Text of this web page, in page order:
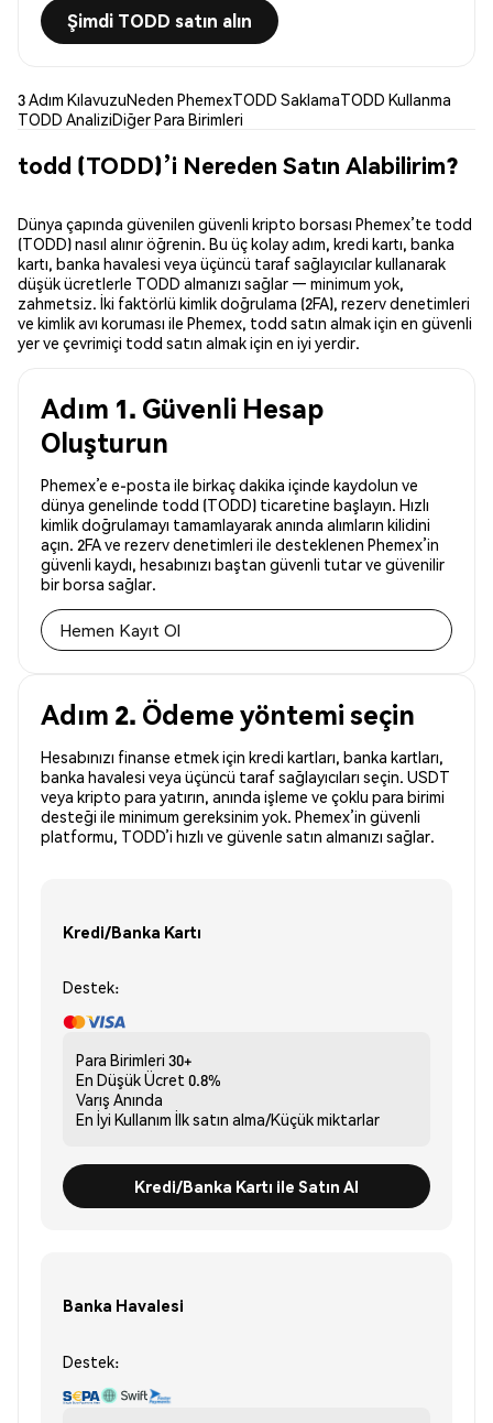
Şimdi TODD satın alın
3 Adım KılavuzuNeden PhemexTODD SaklamaTODD Kullanma
TODD AnaliziDiğer Para Birimleri
todd (TODD)’i Nereden Satın Alabilirim?
Dünya çapında güvenilen güvenli kripto borsası Phemex’te todd
(TODD) nasıl alınır öğrenin. Bu üç kolay adım, kredi kartı, banka
kartı, banka havalesi veya üçüncü taraf sağlayıcılar kullanarak
düşük ücretlerle TODD almanızı sağlar — minimum yok,
zahmetsiz. İki faktörlü kimlik doğrulama (2FA), rezerv denetimleri
ve kimlik avı koruması ile Phemex, todd satın almak için en güvenli
yer ve çevrimiçi todd satın almak için en iyi yerdir.
Adım 1. Güvenli Hesap
Oluşturun
Phemex’e e-posta ile birkaç dakika içinde kaydolun ve
dünya genelinde todd (TODD) ticaretine başlayın. Hızlı
kimlik doğrulamayı tamamlayarak anında alımların kilidini
açın. 2FA ve rezerv denetimleri ile desteklenen Phemex’in
güvenli kaydı, hesabınızı baştan güvenli tutar ve güvenilir
bir borsa sağlar.
Hemen Kayıt Ol
Adım 2. Ödeme yöntemi seçin
Hesabınızı finanse etmek için kredi kartları, banka kartları,
banka havalesi veya üçüncü taraf sağlayıcıları seçin. USDT
veya kripto para yatırın, anında işleme ve çoklu para birimi
desteği ile minimum gereksinim yok. Phemex’in güvenli
platformu, TODD’i hızlı ve güvenle satın almanızı sağlar.
Kredi/Banka Kartı
Destek:
Para Birimleri 30+
En Düşük Ücret 0.8%
Varış Anında
En İyi Kullanım İlk satın alma/Küçük miktarlar
Kredi/Banka Kartı ile Satın Al
Banka Havalesi
Destek: